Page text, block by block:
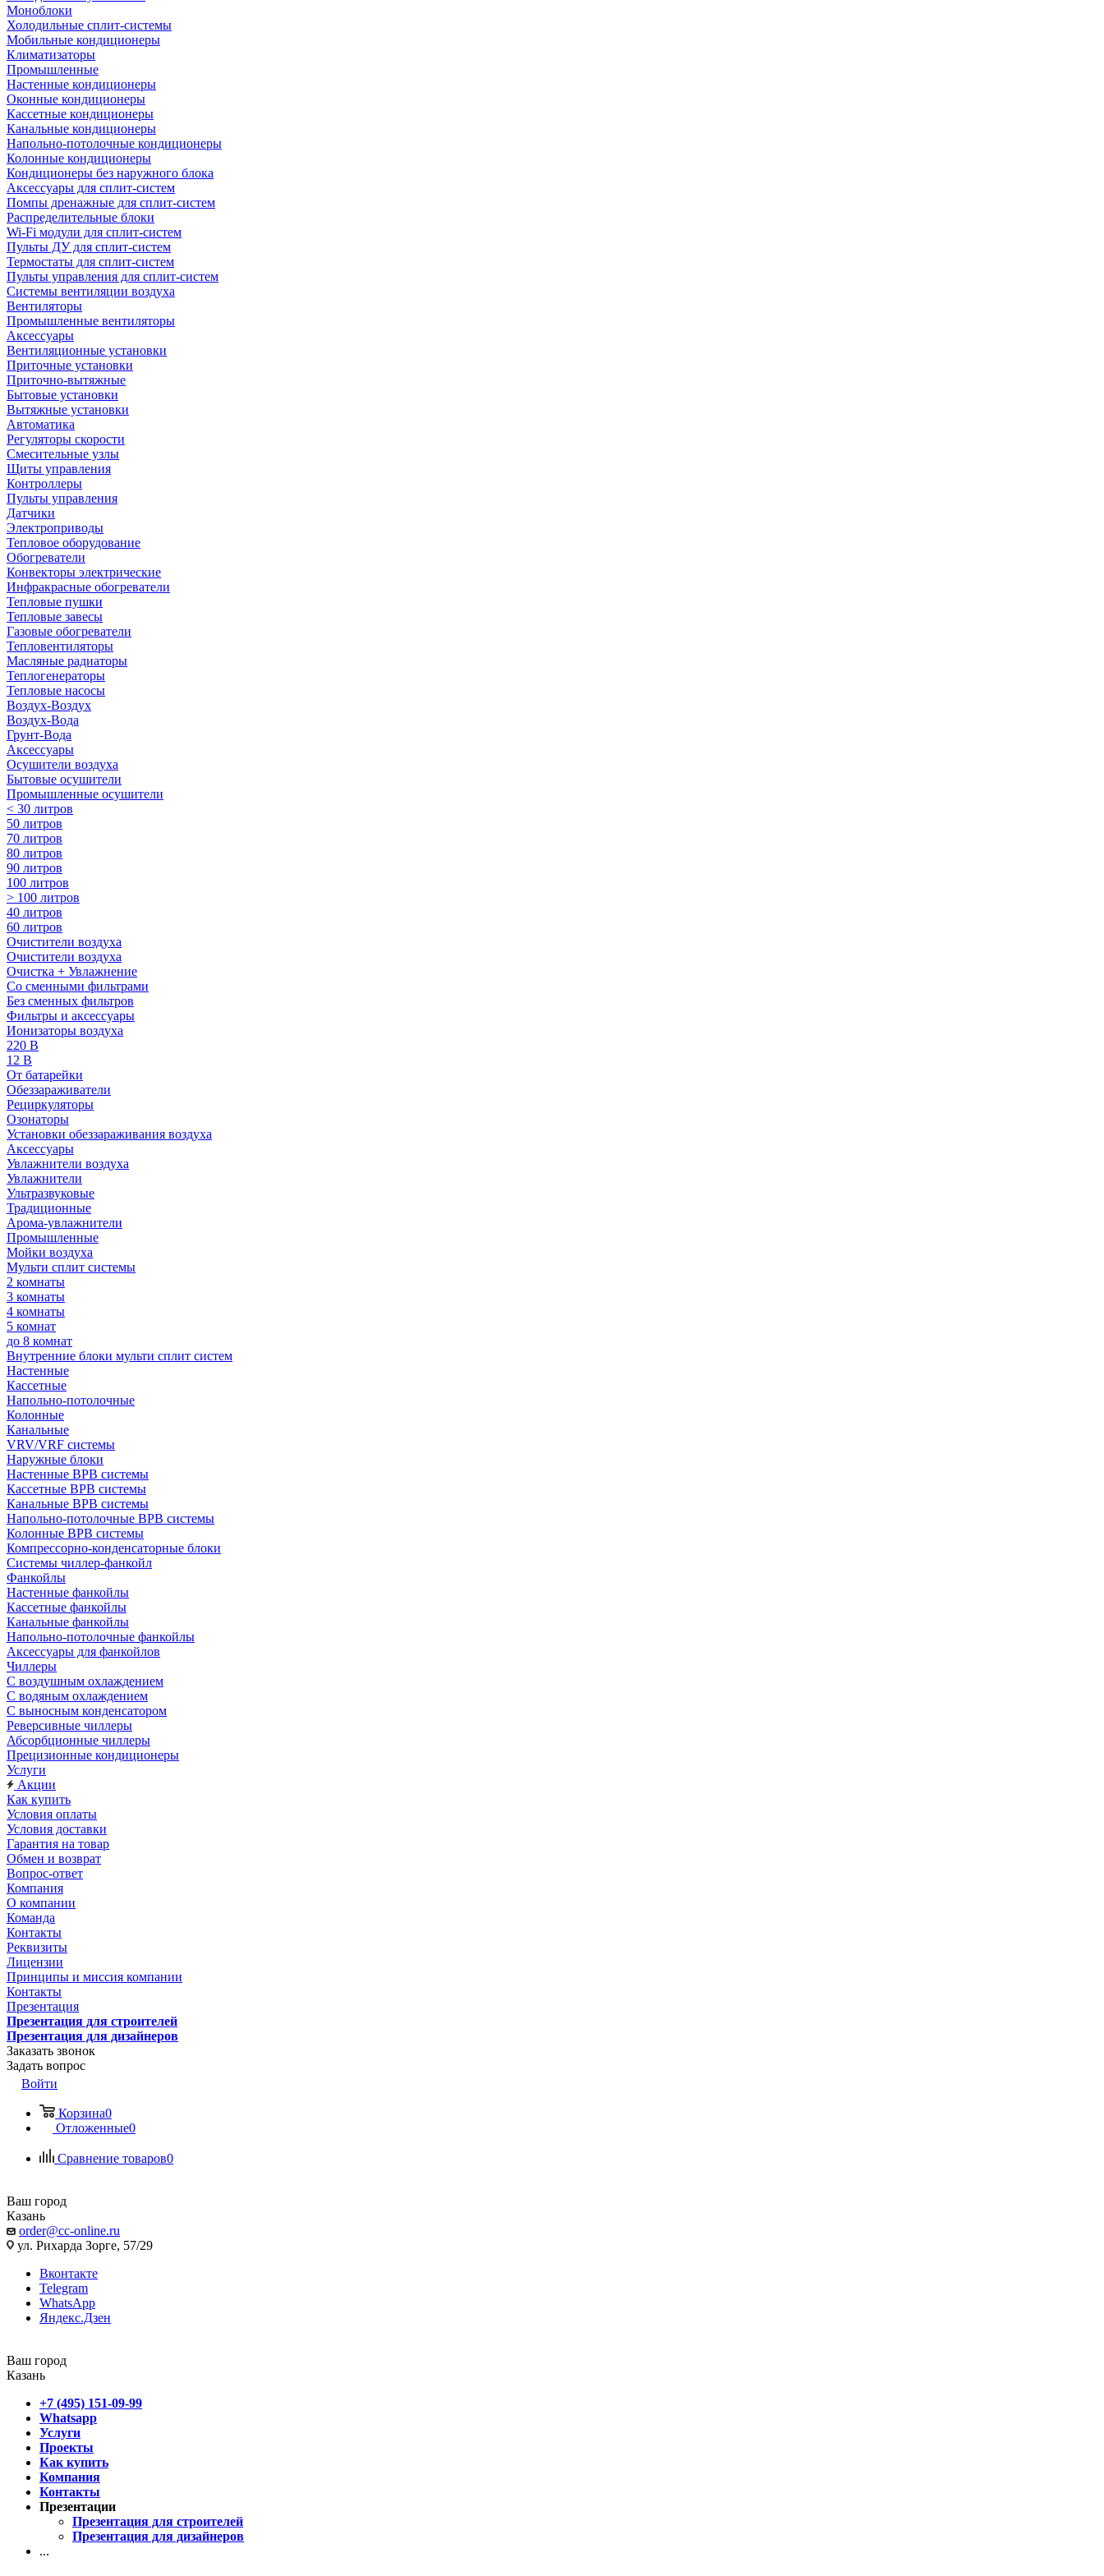
Моноблоки
Холодильные сплит-системы
Мобильные кондиционеры
Климатизаторы
Промышленные
Настенные кондиционеры
Оконные кондиционеры
Кассетные кондиционеры
Канальные кондиционеры
Напольно-потолочные кондиционеры
Колонные кондиционеры
Кондиционеры без наружного блока
Аксессуары для сплит-систем
Помпы дренажные для сплит-систем
Распределительные блоки
Wi-Fi модули для сплит-систем
Пульты ДУ для сплит-систем
Термостаты для сплит-систем
Пульты управления для сплит-систем
Системы вентиляции воздуха
Вентиляторы
Промышленные вентиляторы
Аксессуары
Вентиляционные установки
Приточные установки
Приточно-вытяжные
Бытовые установки
Вытяжные установки
Автоматика
Регуляторы скорости
Смесительные узлы
Щиты управления
Контроллеры
Пульты управления
Датчики
Электроприводы
Тепловое оборудование
Обогреватели
Конвекторы электрические
Инфракрасные обогреватели
Тепловые пушки
Тепловые завесы
Газовые обогреватели
Тепловентиляторы
Масляные радиаторы
Теплогенераторы
Тепловые насосы
Воздух-Воздух
Воздух-Вода
Грунт-Вода
Аксессуары
Осушители воздуха
Бытовые осушители
Промышленные осушители
< 30 литров
50 литров
70 литров
80 литров
90 литров
100 литров
> 100 литров
40 литров
60 литров
Очистители воздуха
Очистители воздуха
Очистка + Увлажнение
Cо сменными фильтрами
Без сменных фильтров
Фильтры и аксессуары
Ионизаторы воздуха
220 В
12 В
От батарейки
Обеззараживатели
Рециркуляторы
Озонаторы
Установки обеззараживания воздуха
Аксессуары
Увлажнители воздуха
Увлажнители
Ультразвуковые
Традиционные
Арома-увлажнители
Промышленные
Мойки воздуха
Мульти сплит системы
2 комнаты
3 комнаты
4 комнаты
5 комнат
до 8 комнат
Внутренние блоки мульти сплит систем
Настенные
Кассетные
Напольно-потолочные
Колонные
Канальные
VRV/VRF системы
Наружные блоки
Настенные ВРВ системы
Кассетные ВРВ системы
Канальные ВРВ системы
Напольно-потолочные ВРВ системы
Колонные ВРВ системы
Компрессорно-конденсаторные блоки
Системы чиллер-фанкойл
Фанкойлы
Настенные фанкойлы
Кассетные фанкойлы
Канальные фанкойлы
Напольно-потолочные фанкойлы
Аксессуары для фанкойлов
Чиллеры
С воздушным охлаждением
С водяным охлаждением
С выносным конденсатором
Реверсивные чиллеры
Абсорбционные чиллеры
Прецизионные кондиционеры
Услуги
Акции
Как купить
Условия оплаты
Условия доставки
Гарантия на товар
Обмен и возврат
Вопрос-ответ
Компания
О компании
Команда
Контакты
Реквизиты
Лицензии
Принципы и миссия компании
Контакты
Презентация
Презентация для строителей
Презентация для дизайнеров
Заказать звонок
Задать вопрос
Войти
Корзина0
Отложенные0
Сравнение товаров0
Ваш город
Казань
order@cc-online.ru
ул. Рихарда Зорге, 57/29
Вконтакте
Telegram
WhatsApp
Яндекс.Дзен
Ваш город
Казань
+7 (495) 151-09-99
Whatsapp
Услуги
Проекты
Как купить
Компания
Контакты
Презентации
Презентация для строителей
Презентация для дизайнеров
...